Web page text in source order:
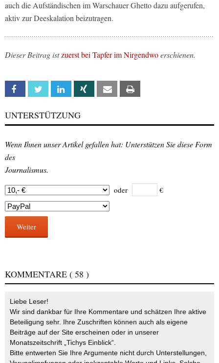
auch die Aufständischen im Warschauer Ghetto dazu aufgerufen,
aktiv zur Deeskalation beizutragen.
Dieser Beitrag istzuerst bei Tapfer im Nirgendwoerschienen.
Facebook Twitter Linkedin Xing Email
UNTERSTÜTZUNG
Wenn Ihnen unser Artikel gefallen hat: Unterstützen Sie diese Form
des
Journalismus.
oder €
Weiter
KOMMENTARE ( 58 )
Liebe Leser!
Wir sind dankbar für Ihre Kommentare und schätzen Ihre aktive
Beteiligung sehr. Ihre Zuschriften können auch als eigene
Beiträge auf der Site erscheinen oder in unserer
Monatszeitschrift „Tichys Einblick“.
Bitte entwerten Sie Ihre Argumente nicht durch Unterstellungen,